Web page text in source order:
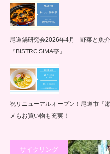
尾道鍋研究会2026年4月「野菜と魚
『BISTRO SIMA亭』
祝リニューアルオープン！尾道市『
メもお買い物も充実！
サイクリング